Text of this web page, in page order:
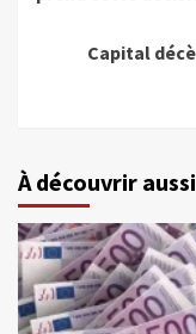
Capital
À découvrir aussi